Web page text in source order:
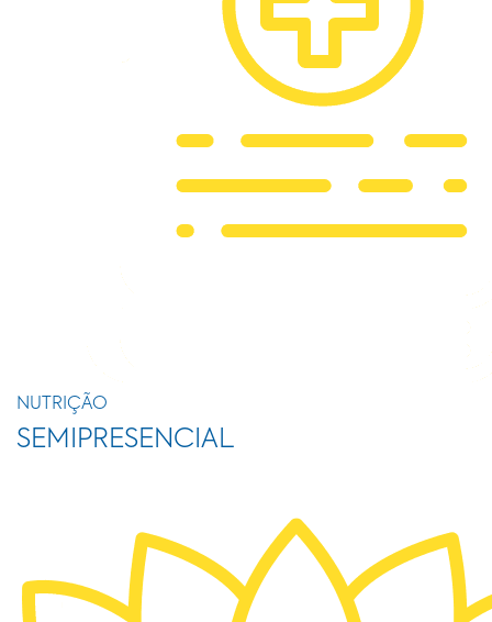
NUTRIÇÃO
SEMIPRESENCIAL